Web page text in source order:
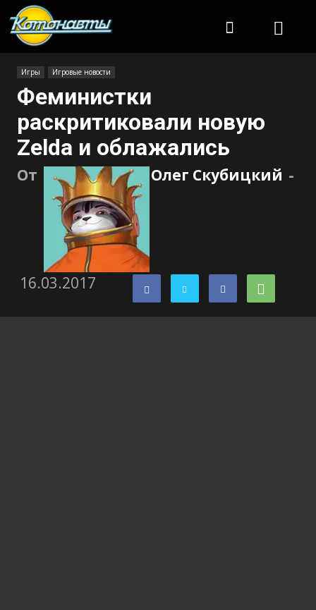
Игры Игровые новости
Феминистки
раскритиковали новую
Zelda и облажались
От Олег Скубицкий -
16.03.2017